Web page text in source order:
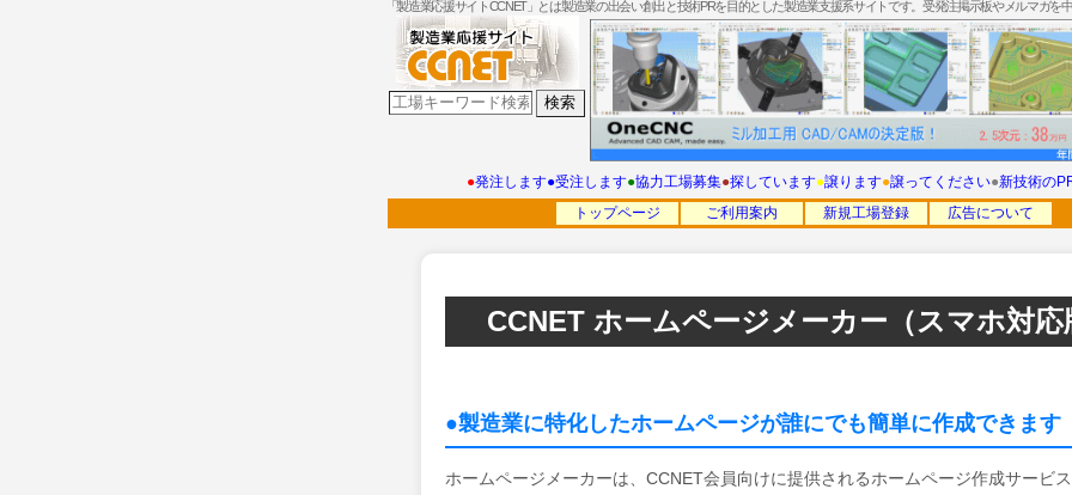
「製造業応援サイトCCNET」とは製造業の出会い創出と技術PRを目的とした製造業支援系サイトです。受発注掲示板やメルマガを
●発注します●受注します●協力工場募集●探しています●譲ります●譲ってください●新技術の
トップページ
ご利用案内 新規工場登録 広告について
CCNET ホームページメーカー（スマホ対応
●製造業に特化したホームページが誰にでも簡単に作成できます
ホームページメーカーは、CCNET会員向けに提供されるホームページ作成サービス